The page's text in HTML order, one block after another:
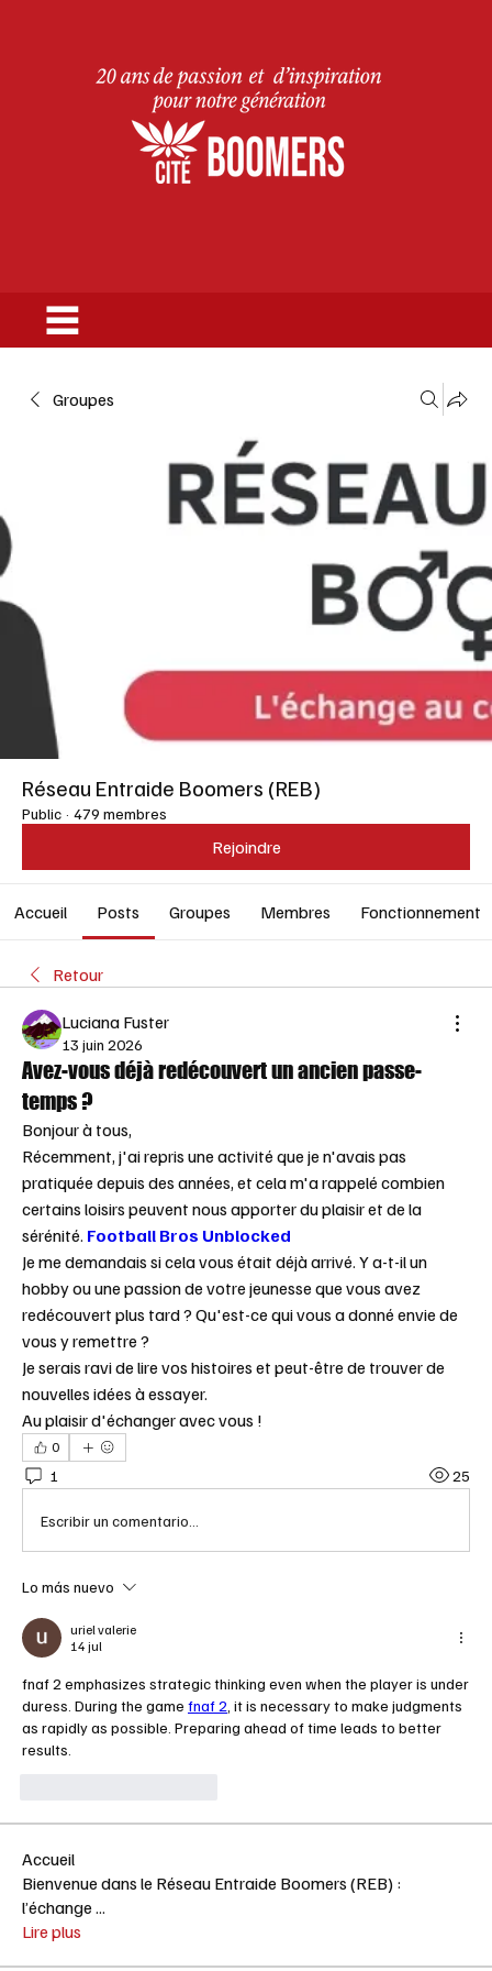
Groupes
Réseau Entraide Boomers (REB)
Public · 479 membres
Rejoindre
Accueil Posts Groupes Membres Fonctionnement
Retour
Luciana Fuster
13 juin 2026
Avez-vous déjà redécouvert un ancien passe-
temps ?
Bonjour à tous,
Récemment, j'ai repris une activité que je n'avais pas
pratiquée depuis des années, et cela m'a rappelé combien
certains loisirs peuvent nous apporter du plaisir et de la
sérénité. Football Bros Unblocked
Je me demandais si cela vous était déjà arrivé. Y a-t-il un
hobby ou une passion de votre jeunesse que vous avez
redécouvert plus tard ? Qu'est-ce qui vous a donné envie de
vous y remettre ?
Je serais ravi de lire vos histoires et peut-être de trouver de
nouvelles idées à essayer.
Au plaisir d'échanger avec vous !
0
1 25
Escribir un comentario...
Lo más nuevo
uriel valerie
14 jul
fnaf 2 emphasizes strategic thinking even when the player is under
duress. During the game fnaf 2 , it is necessary to make judgments
as rapidly as possible. Preparing ahead of time leads to better
results.
Accueil
Bienvenue dans le Réseau Entraide Boomers (REB) :
l’échange...
Lire plus